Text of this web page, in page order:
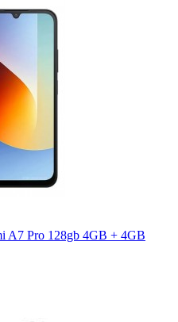
A7 Pro 128gb 4GB + 4GB